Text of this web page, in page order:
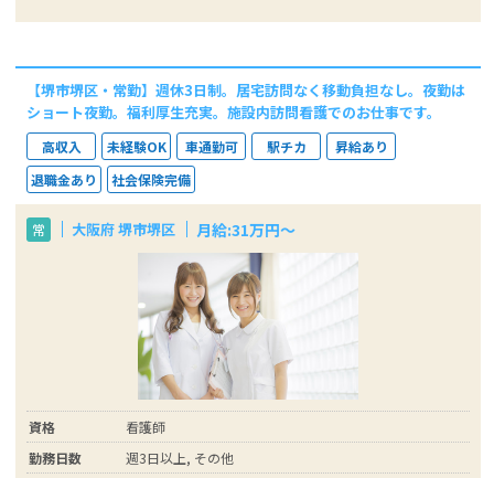
【堺市堺区・常勤】週休3日制。居宅訪問なく移動負担なし。夜勤は
ショート夜勤。福利厚生充実。施設内訪問看護でのお仕事です。
高収入 未経験OK 車通勤可 駅チカ
昇給あり
退職金あり
社会保険完備
常 大阪府 堺市堺区 月給:31万円～
資格
看護師
勤務日数
週3日以上, その他